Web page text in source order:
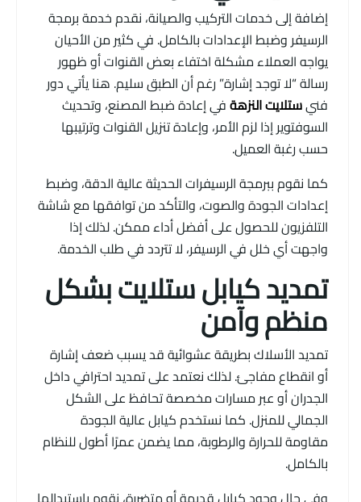
إضافة إلى خدمات التركيب والصيانة، نقدم خدمة برمجة
الرسيفر وضبط الإعدادات بالكامل. في كثير من الأحيان
يواجه العملاء مشكلة اختفاء بعض القنوات أو ظهور
رسالة “لا توجد إشارة” رغم أن الطبق سليم. هنا يأتي دور
فنيستلايت النزهةفي إعادة ضبط المصنع، وتحديث
السوفتوير إذا لزم الأمر، وإعادة تنزيل القنوات وترتيبها
حسب رغبة العميل.
كما نقوم ببرمجة الرسيفرات الحديثة عالية الدقة، وضبط
إعدادات الجودة والصوت، والتأكد من توافقها مع شاشة
التلفزيون للحصول على أفضل أداء ممكن. لذلك إذا
واجهت أي خلل في الرسيفر، لا تتردد في طلب الخدمة.
تمديد كيابل ستلايت بشكل
منظم وآمن
تمديد الأسلاك بطريقة عشوائية قد يسبب ضعف إشارة
أو انقطاع مفاجئ. لذلك نعتمد على تمديد احترافي داخل
الجدران أو عبر مسارات مخصصة تحافظ على الشكل
الجمالي للمنزل. كما نستخدم كيابل عالية الجودة
مقاومة للحرارة والرطوبة، مما يضمن عمرًا أطول للنظام
بالكامل.